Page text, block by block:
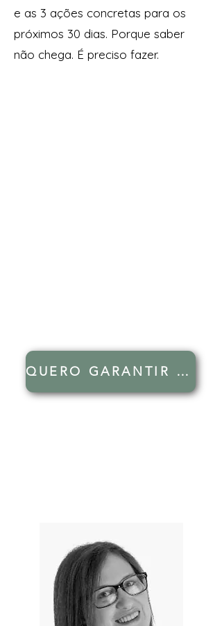
e as 3 ações concretas para os
próximos 30 dias. Porque saber
não chega. É preciso fazer.
QUERO GARANTIR O MEU LUGAR NO WORKSHOP